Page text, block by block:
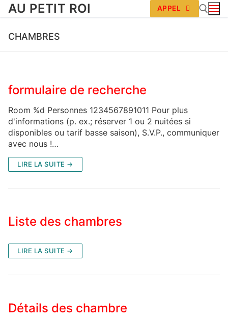
AU PETIT ROI APPEL
CHAMBRES
formulaire de recherche
Room %d Personnes 1234567891011 Pour plus
d'informations (p. ex.; réserver 1 ou 2 nuitées si
disponibles ou tarif basse saison), S.V.P., communiquer
avec nous !…
LIRE LA SUITE →
Liste des chambres
LIRE LA SUITE →
Détails des chambre